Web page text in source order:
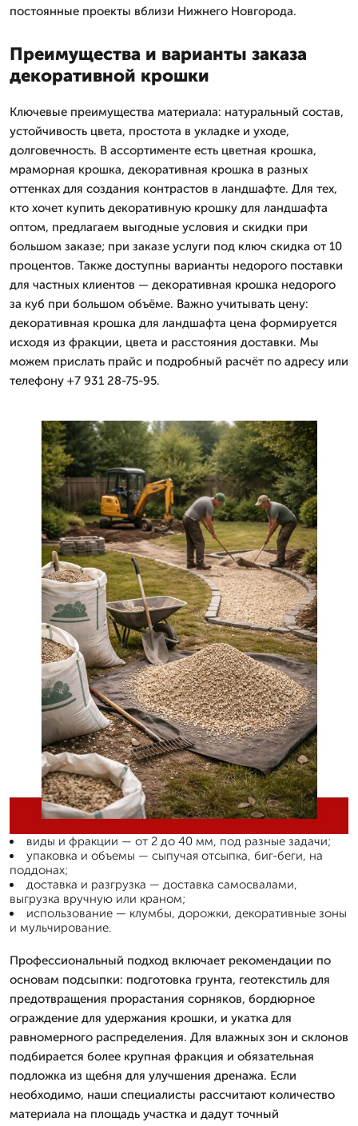
постоянные проекты вблизи Нижнего Новгорода.
Преимущества и варианты заказа
декоративной крошки
Ключевые преимущества материала: натуральный состав,
устойчивость цвета, простота в укладке и уходе,
долговечность. В ассортименте есть цветная крошка,
мраморная крошка, декоративная крошка в разных
оттенках для создания контрастов в ландшафте. Для тех,
кто хочет купить декоративную крошку для ландшафта
оптом, предлагаем выгодные условия и скидки при
большом заказе; при заказе услуги под ключ скидка от 10
процентов. Также доступны варианты недорого поставки
для частных клиентов — декоративная крошка недорого
за куб при большом объёме. Важно учитывать цену:
декоративная крошка для ландшафта цена формируется
исходя из фракции, цвета и расстояния доставки. Мы
можем прислать прайс и подробный расчёт по адресу или
телефону +7 931 28-75-95.
виды и фракции — от 2 до 40 мм, под разные задачи;
упаковка и объемы — сыпучая отсыпка, биг-беги, на
поддонах;
доставка и разгрузка — доставка самосвалами,
выгрузка вручную или краном;
использование — клумбы, дорожки, декоративные зоны
и мульчирование.
Профессиональный подход включает рекомендации по
основам подсыпки: подготовка грунта, геотекстиль для
предотвращения прорастания сорняков, бордюрное
ограждение для удержания крошки, и укатка для
равномерного распределения. Для влажных зон и склонов
подбирается более крупная фракция и обязательная
подложка из щебня для улучшения дренажа. Если
необходимо, наши специалисты рассчитают количество
материала на площадь участка и дадут точный